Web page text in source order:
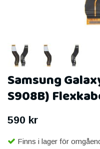
Samsung
S908B)
590 kr
Finns i lager för